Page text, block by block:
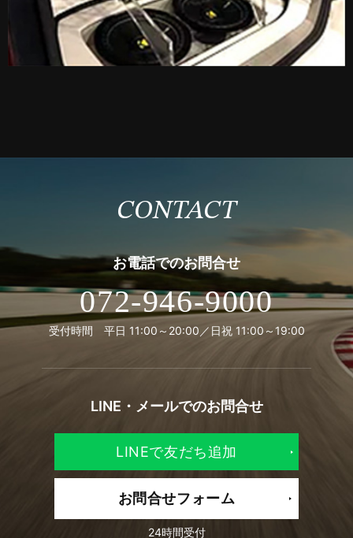
CONTACT
お電話でのお問合せ
072-946-9000
受付時間 平日 11:00～20:00／日祝 11:00～19:00
LINE・メールでのお問合せ
LINEで友だち追加
お問合せフォーム
24時間受付